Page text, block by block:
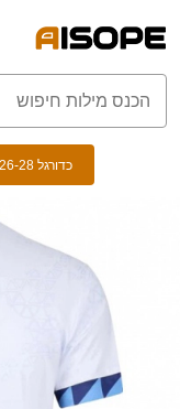
כדורגל Cup 26-28